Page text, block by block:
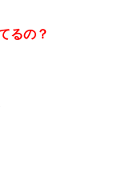
るの？